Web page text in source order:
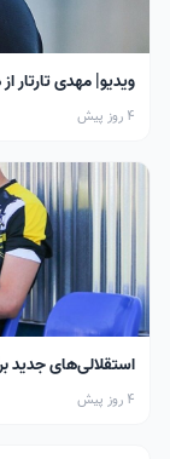
ویدیو| مهدی تارتار
4 روز پیش
استقلالی‌های جدید
4 روز پیش